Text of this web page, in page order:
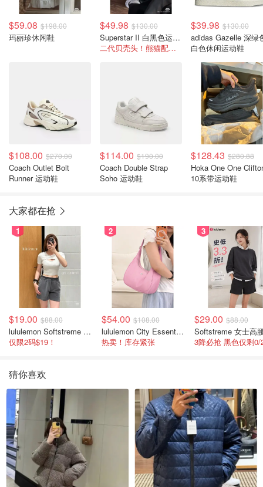
$59.08 $198.00
玛丽珍休闲鞋
$49.98 $130.00
Superstar II 白黑色运动鞋
二代贝壳头！熊猫配色好帅气
$39.98 $130.00
adidas Gazelle 深绿
白色休闲运动鞋
$108.00 $270.00
Coach Outlet Bolt
Runner 运动鞋
$114.00 $190.00
Coach Double Strap
Soho 运动鞋
$128.43 $280.88
Hoka One One
10系带运动鞋
大家都在抢
1
$19.00 $88.00
lululemon Softstreme 女士高腰短裤 10cm
仅限2码$19！
2
$54.00 $108.00
lululemon City Essentials 肩背包 4L
热卖！库存紧张
3
$29.00 $88.00
猜你喜欢